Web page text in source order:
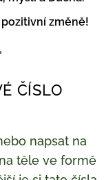
změně!
ČÍSLO
napsat na
těle ve formě